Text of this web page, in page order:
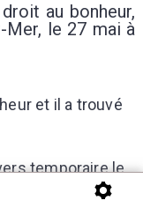
au bonheur,
Mer, le 27 mai à
et il a trouvé
temporaire le
optimiste